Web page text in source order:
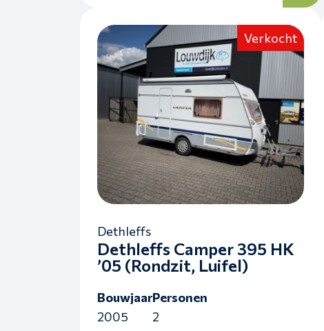
Verkocht
Dethleffs
Dethleffs Camper 395 HK
’05 (Rondzit, Luifel)
Bouwjaar
2005
Personen
2